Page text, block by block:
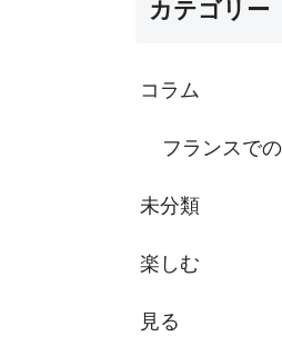
カテゴリー
コラム
フランスで
未分類
楽しむ
見る